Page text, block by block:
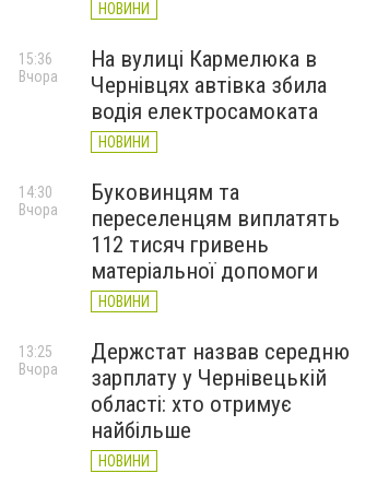
НОВИНИ
На вулиці Кармелюка в
Чернівцях автівка збила
водія електросамоката
НОВИНИ
15:36
Вчора
Буковинцям та
переселенцям виплатять
112 тисяч гривень
матеріальної допомоги
НОВИНИ
14:30
Вчора
Держстат назвав середню
зарплату у Чернівецькій
області: хто отримує
найбільше
НОВИНИ
13:25
Вчора